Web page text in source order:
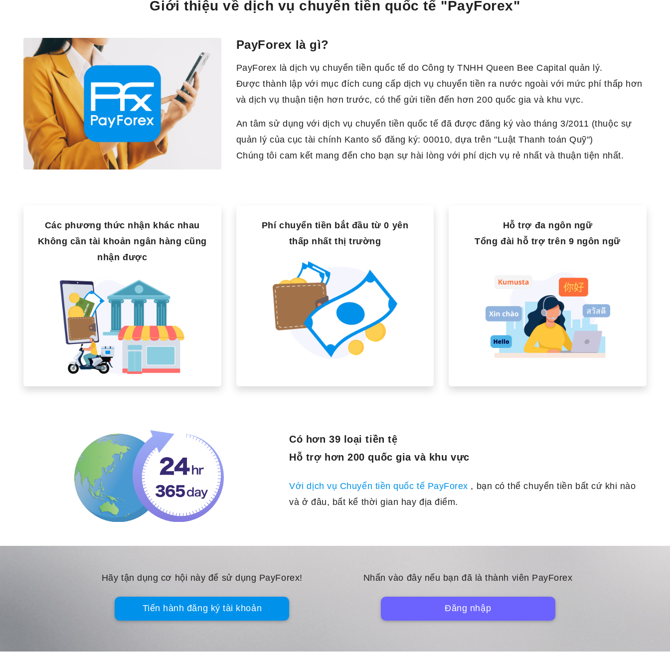
Giới thiệu về dịch vụ chuyển tiền quốc tế "PayForex"
PayForex là gì?
PayForex là dịch vụ chuyển tiền quốc tế do Công ty TNHH Queen Bee Capital quản lý.
Được thành lập với mục đích cung cấp dịch vụ chuyển tiền ra nước ngoài với mức phí thấp hơn
và dịch vụ thuận tiện hơn trước, có thể gửi tiền đến hơn 200 quốc gia và khu vực.
An tâm sử dụng với dịch vụ chuyển tiền quốc tế đã được đăng ký vào tháng 3/2011 (thuộc sự
quản lý của cục tài chính Kanto số đăng ký: 00010, dựa trên "Luật Thanh toán Quỹ")
Chúng tôi cam kết mang đến cho bạn sự hài lòng với phí dịch vụ rẻ nhất và thuận tiện nhất.
Các phương thức nhận khác nhau
Không cần tài khoản ngân hàng cũng
nhận được
Phí chuyển tiền bắt đầu từ 0 yên
thấp nhất thị trường
Hỗ trợ đa ngôn ngữ
Tổng đài hỗ trợ trên 9 ngôn ngữ
Có hơn 39 loại tiền tệ
Hỗ trợ hơn 200 quốc gia và khu vực
Với dịch vụ Chuyển tiền quốc tế PayForex , bạn có thể chuyển tiền bất cứ khi nào
và ở đâu, bất kể thời gian hay địa điểm.
Hãy tận dụng cơ hội này để sử dụng PayForex! Nhấn vào đây nếu bạn đã là thành viên PayForex
Tiến hành đăng ký tài khoản Đăng nhập